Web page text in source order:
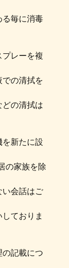
る毎に消毒
レーを複
の清拭を
の清拭は
新たに設
の家族を除
会話はご
ておりま
記載につ